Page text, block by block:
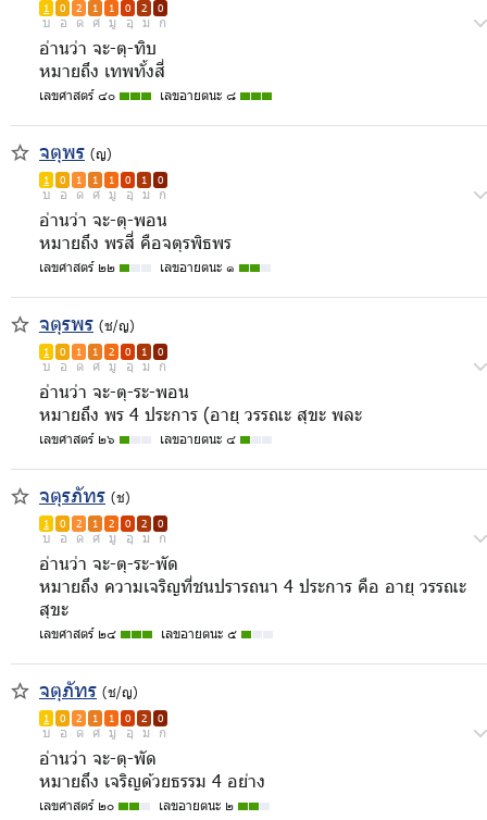
1 0 2 1 1 0 2 0
บ อ ด ศ มู อุ ม ก
อ่านว่า จะ-ตุ-ทิบ
หมายถึง เทพทั้งสี่
เลขศาสตร์ ๔๐ เลขอายตนะ ๘
จตุพร (ญ)
1 0 1 1 1 0 1 0
บ อ ด ศ มู อุ ม ก
อ่านว่า จะ-ตุ-พอน
หมายถึง พรสี่ คือจตุรพิธพร
เลขศาสตร์ ๒๒ เลขอายตนะ ๑
จตุรพร (ช/ญ)
1 0 1 1 2 0 1 0
บ อ ด ศ มู อุ ม ก
อ่านว่า จะ-ตุ-ระ-พอน
หมายถึง พร 4 ประการ (อายุ วรรณะ สุขะ พละ
เลขศาสตร์ ๒๖ เลขอายตนะ ๔
จตุรภัทร (ช)
1 0 2 1 2 0 2 0
บ อ ด ศ มู อุ ม ก
อ่านว่า จะ-ตุ-ระ-พัด
หมายถึง ความเจริญที่ชนปรารถนา 4 ประการ คือ อายุ วรรณะ
สุขะ
เลขศาสตร์ ๒๔ เลขอายตนะ ๕
จตุภัทร (ช/ญ)
1 0 2 1 1 0 2 0
บ อ ด ศ มู อุ ม ก
อ่านว่า จะ-ตุ-พัด
หมายถึง เจริญด้วยธรรม 4 อย่าง
เลขศาสตร์ ๒๐ เลขอายตนะ ๒